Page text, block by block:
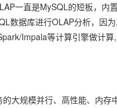
一直是MySQL的短板，内
数据库进行OLAP分析，因
Impala等计算引擎做计算,
大规模并行、高性能、内